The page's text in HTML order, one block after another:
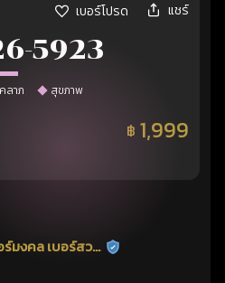
เบอร์โปรด แชร์
5923
ลาภ สุขภาพ
฿ 1,999
มงคล เบอร์สวย ร้านยืนยันแล้ว